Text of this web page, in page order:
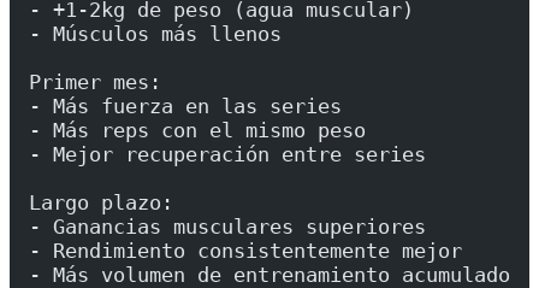
- +1-2kg de peso (agua muscular)
- Músculos más llenos
Primer mes:
- Más fuerza en las series
- Más reps con el mismo peso
- Mejor recuperación entre series
Largo plazo:
- Ganancias musculares superiores
- Rendimiento consistentemente mejor
- Más volumen de entrenamiento acumulado